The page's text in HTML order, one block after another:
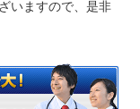
いますので、是非